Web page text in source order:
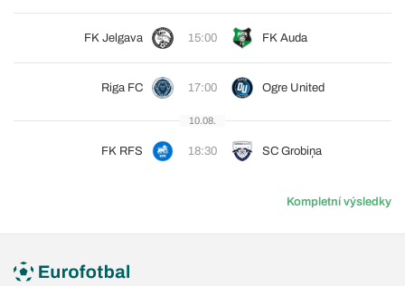
FK Jelgava 15:00 FK Auda
Riga FC 17:00 Ogre United
10.08.
FK RFS 18:30 SC Grobiņa
Kompletní výsledky